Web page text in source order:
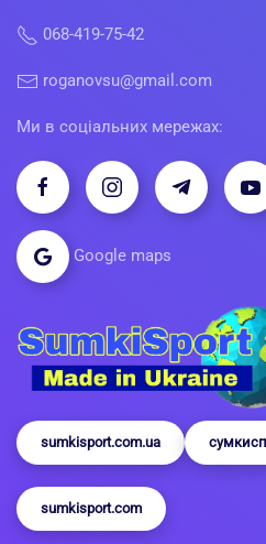
068-419-75-42
roganovsu@gmail.com
Ми в соціальних мережах:
Google maps
sumkisport.com.ua
sumkisport.com